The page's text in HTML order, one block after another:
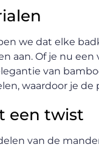
we dat elke
aan. Of je nu
van
waardoor je
een twist
van de